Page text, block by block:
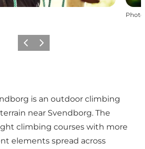
Photo
PrécédentSuivant
is an outdoor climbing
near Svendborg. The
climbing courses with more
elements spread across